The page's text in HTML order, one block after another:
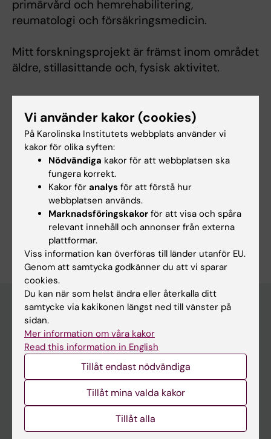
primärvård och hemrehabilitering,
reumatologi och försäkringsmedicin.
Mitt forskningsprojekt är främst inom området
äldre, stillasittande och, fysisk aktivitet.
Forskningsbeskrivning
Fysisk aktivitet, äldre, stillasittande, skadliga
Är du Caroline Lager?
Redigera din profil
Huvudmeny
Utbildning
Forskarutbildning
Om KI
Vi använder kakor (cookies)
På Karolinska Institutets webbplats använder vi
kakor för olika syften:
Nödvändiga kakor för att webbplatsen ska
fungera korrekt.
Kakor för analys för att förstå hur
webbplatsen används.
Marknadsföringskakor för att visa och spåra
relevant innehåll och annonser från externa
plattformar.
Viss information kan överföras till länder utanför EU.
Genom att samtycka godkänner du att vi sparar
cookies.
Du kan när som helst ändra eller återkalla ditt
samtycke via kakikonen längst ned till vänster på
sidan.
Mer information om våra kakor
Read this information in English
Tillåt endast nödvändiga
Tillåt mina valda kakor
Tillåt alla